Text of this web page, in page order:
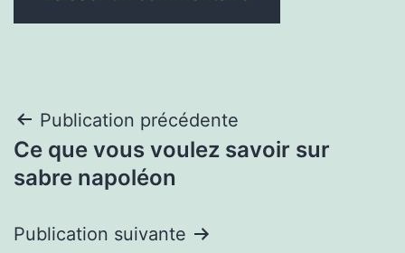
Navigation
de
Publication précédente
Ce que vous voulez savoir sur
sabre napoléon
Publication suivante